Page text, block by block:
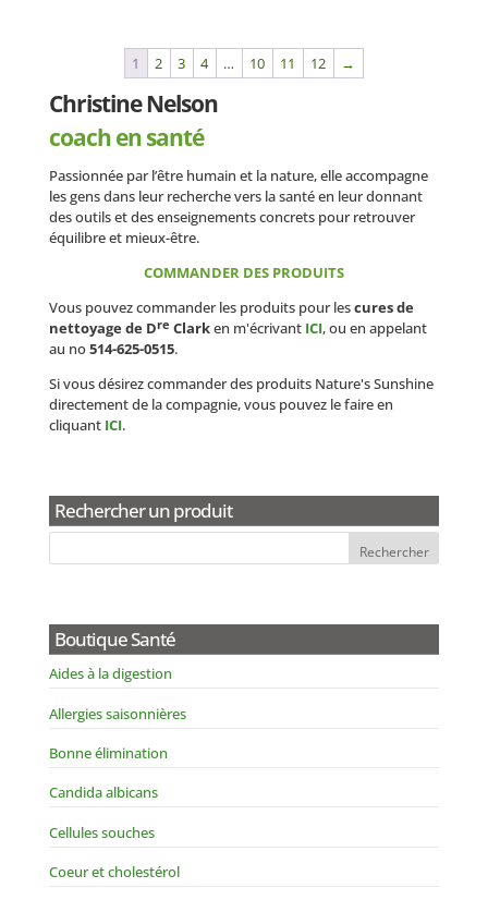
1 2 3 4 … 10 11 12 →
Christine Nelson
coach en santé
Passionnée par l’être humain et la nature, elle accompagne
les gens dans leur recherche vers la santé en leur donnant
des outils et des enseignements concrets pour retrouver
équilibre et mieux-être.
COMMANDER DES PRODUITS
Vous pouvez commander les produits pour lescures de
nettoyage de Dre Clarken m'écrivant ICI, ou en appelant
au no514-625-0515.
Si vous désirez commander des produits Nature's Sunshine
directement de la compagnie, vous pouvez le faire en
cliquant ICI.
Rechercher un produit
Boutique Santé
Aides à la digestion
Allergies saisonnières
Bonne élimination
Candida albicans
Cellules souches
Coeur et cholestérol